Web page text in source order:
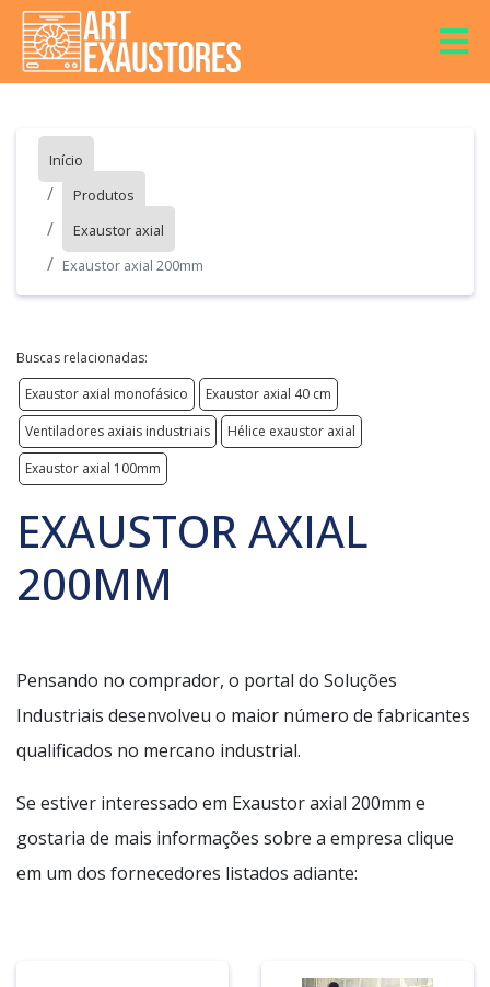
Início
Produtos
Exaustor axial
Exaustor axial 200mm
Buscas relacionadas:
Exaustor axial monofásico
Exaustor axial 40 cm
Ventiladores axiais industriais
Hélice exaustor axial
Exaustor axial 100mm
EXAUSTOR AXIAL
200MM
Pensando no comprador, o portal do Soluções
Industriais desenvolveu o maior número de fabricantes
qualificados no mercano industrial.
Se estiver interessado em Exaustor axial 200mm e
gostaria de mais informações sobre a empresa clique
em um dos fornecedores listados adiante: